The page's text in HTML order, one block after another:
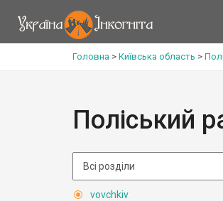
Головна > Київська область >
Поліський
vovchkiv